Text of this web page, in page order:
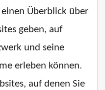
Überblick über
geben, auf
und seine
erleben können.
auf denen Sie